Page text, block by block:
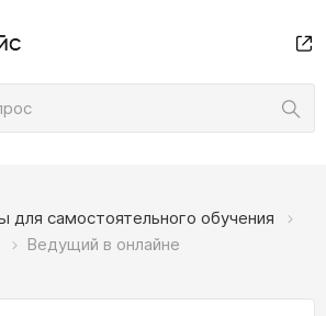
для самостоятельного обучения
Ведущий в онлайне